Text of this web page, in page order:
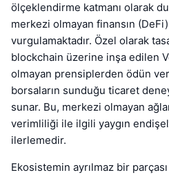
ölçeklendirme katmanı olarak
merkezi olmayan finansın
vurgulamaktadır. Özel olarak
blockchain üzerine inşa edilen
olmayan prensiplerden ödün
borsaların sunduğu ticaret
sunar. Bu, merkezi olmayan
verimliliği ile ilgili yaygın
ilerlemedir.
Ekosistemin ayrılmaz bir